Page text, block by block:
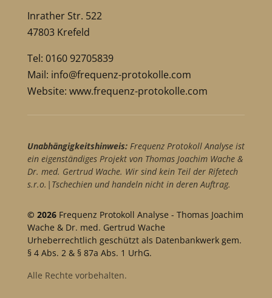
Inrather Str. 522
47803 Krefeld
Tel: 0160 92705839
Mail: info@frequenz-protokolle.com
Website: www.frequenz-protokolle.com
Unabhängigkeitshinweis:Frequenz Protokoll Analyse ist
ein eigenständiges Projekt von Thomas Joachim Wache &
Dr. med. Gertrud Wache. Wir sind kein Teil der Rifetech
s.r.o.|Tschechien und handeln nicht in deren Auftrag.
© 2026 Frequenz Protokoll Analyse - Thomas Joachim
Wache & Dr. med. Gertrud Wache
Urheberrechtlich geschützt als Datenbankwerk gem.
§ 4 Abs. 2 & § 87a Abs. 1 UrhG.
Alle Rechte vorbehalten.